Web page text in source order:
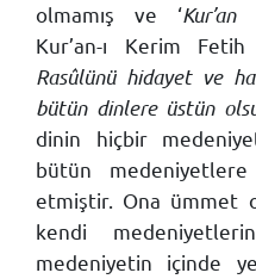
olmamış ve ‘Kur’an
Kur’an-ı Kerim
Rasûlünü hidayet ve
bütün dinlere üstün
dinin hiçbir
bütün
etmiştir. Ona ümmet
kendi
medeniyetin içinde